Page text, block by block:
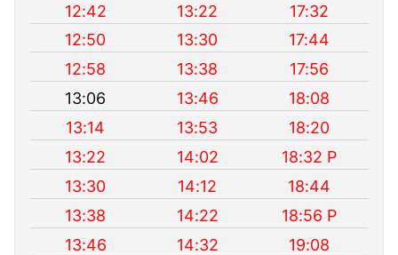
12:42
13:22
17:32
12:50
13:30
17:44
12:58
13:38
17:56
13:06
13:46
18:08
13:14
13:53
18:20
13:22
14:02
18:32 P
13:30
14:12
18:44
13:38
14:22
18:56 P
13:46
14:32
19:08